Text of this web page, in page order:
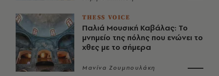
THESS VOICE
Παλιά Μουσική Καβάλας: Το
μνημείο της πόλης που ενώνει το
χθες με το σήμερα
Μανίνα Ζουμπουλάκη